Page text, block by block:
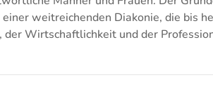
weitreichenden Diakonie, die bis
der Wirtschaftlichkeit und der